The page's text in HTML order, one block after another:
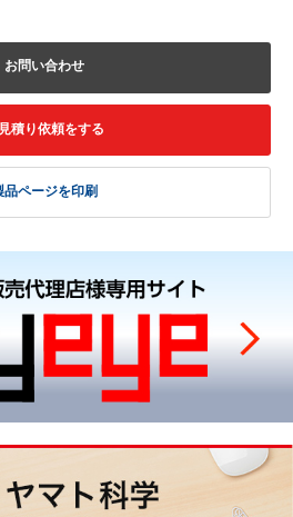
お問い合わせ
積り依頼をする
品ページを印刷